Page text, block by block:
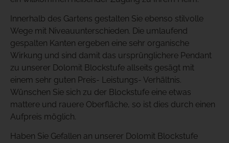
Innerhalb des Gartens gestalten Sie ebenso stilvolle
Wege mit Niveauunterschieden. Die umlaufend
gespalten Kanten ergeben eine sehr organische
Wirkung und sind damit das ursprünglichere Pendant
zu unserer Dolomit Blockstufe allseits gesägt mit
einem sehr guten Preis- Leistungs- Verhältnis.
Wünschen Sie sich zu der Blockstufe eine etwas
mattere und rauere Oberfläche, so ist dies durch einen
Aufpreis möglich.
Haben Sie Gefallen an unserer Dolomit Blockstufe